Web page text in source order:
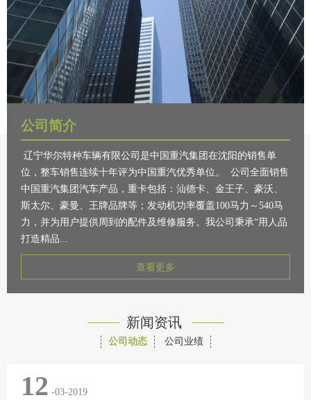
公司简介
辽宁华尔特种车辆有限公司是中国重汽集团在沈阳的销售单
位，整车销售连续十年评为中国重汽优秀单位。 公司全面销售
中国重汽集团汽车产品，重卡包括：汕德卡、金王子、豪沃、
斯太尔、豪曼、王牌品牌等；发动机功率覆盖100马力～540马
力，并为用户提供周到的配件及维修服务。我公司秉承“用人品
打造精品...
查看更多
新闻资讯
公司动态 公司业绩
12 -03-2019